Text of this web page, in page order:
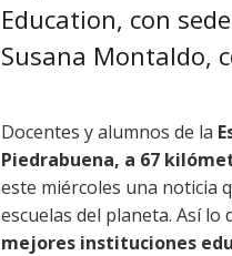
Education, con
Susana Montaldo,
Docentes y alumnos de la
Piedrabuena, a 67
este miércoles una noticia
escuelas del planeta. Así lo
mejores instituciones